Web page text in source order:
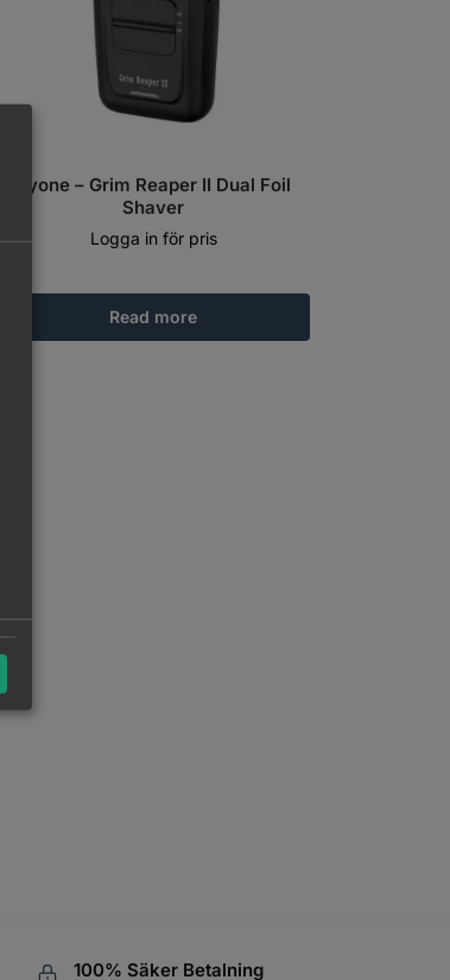
Kyone – Grim Reaper II Dual Foil
Shaver
Logga in för pris
Read more
100% Säker Betalning